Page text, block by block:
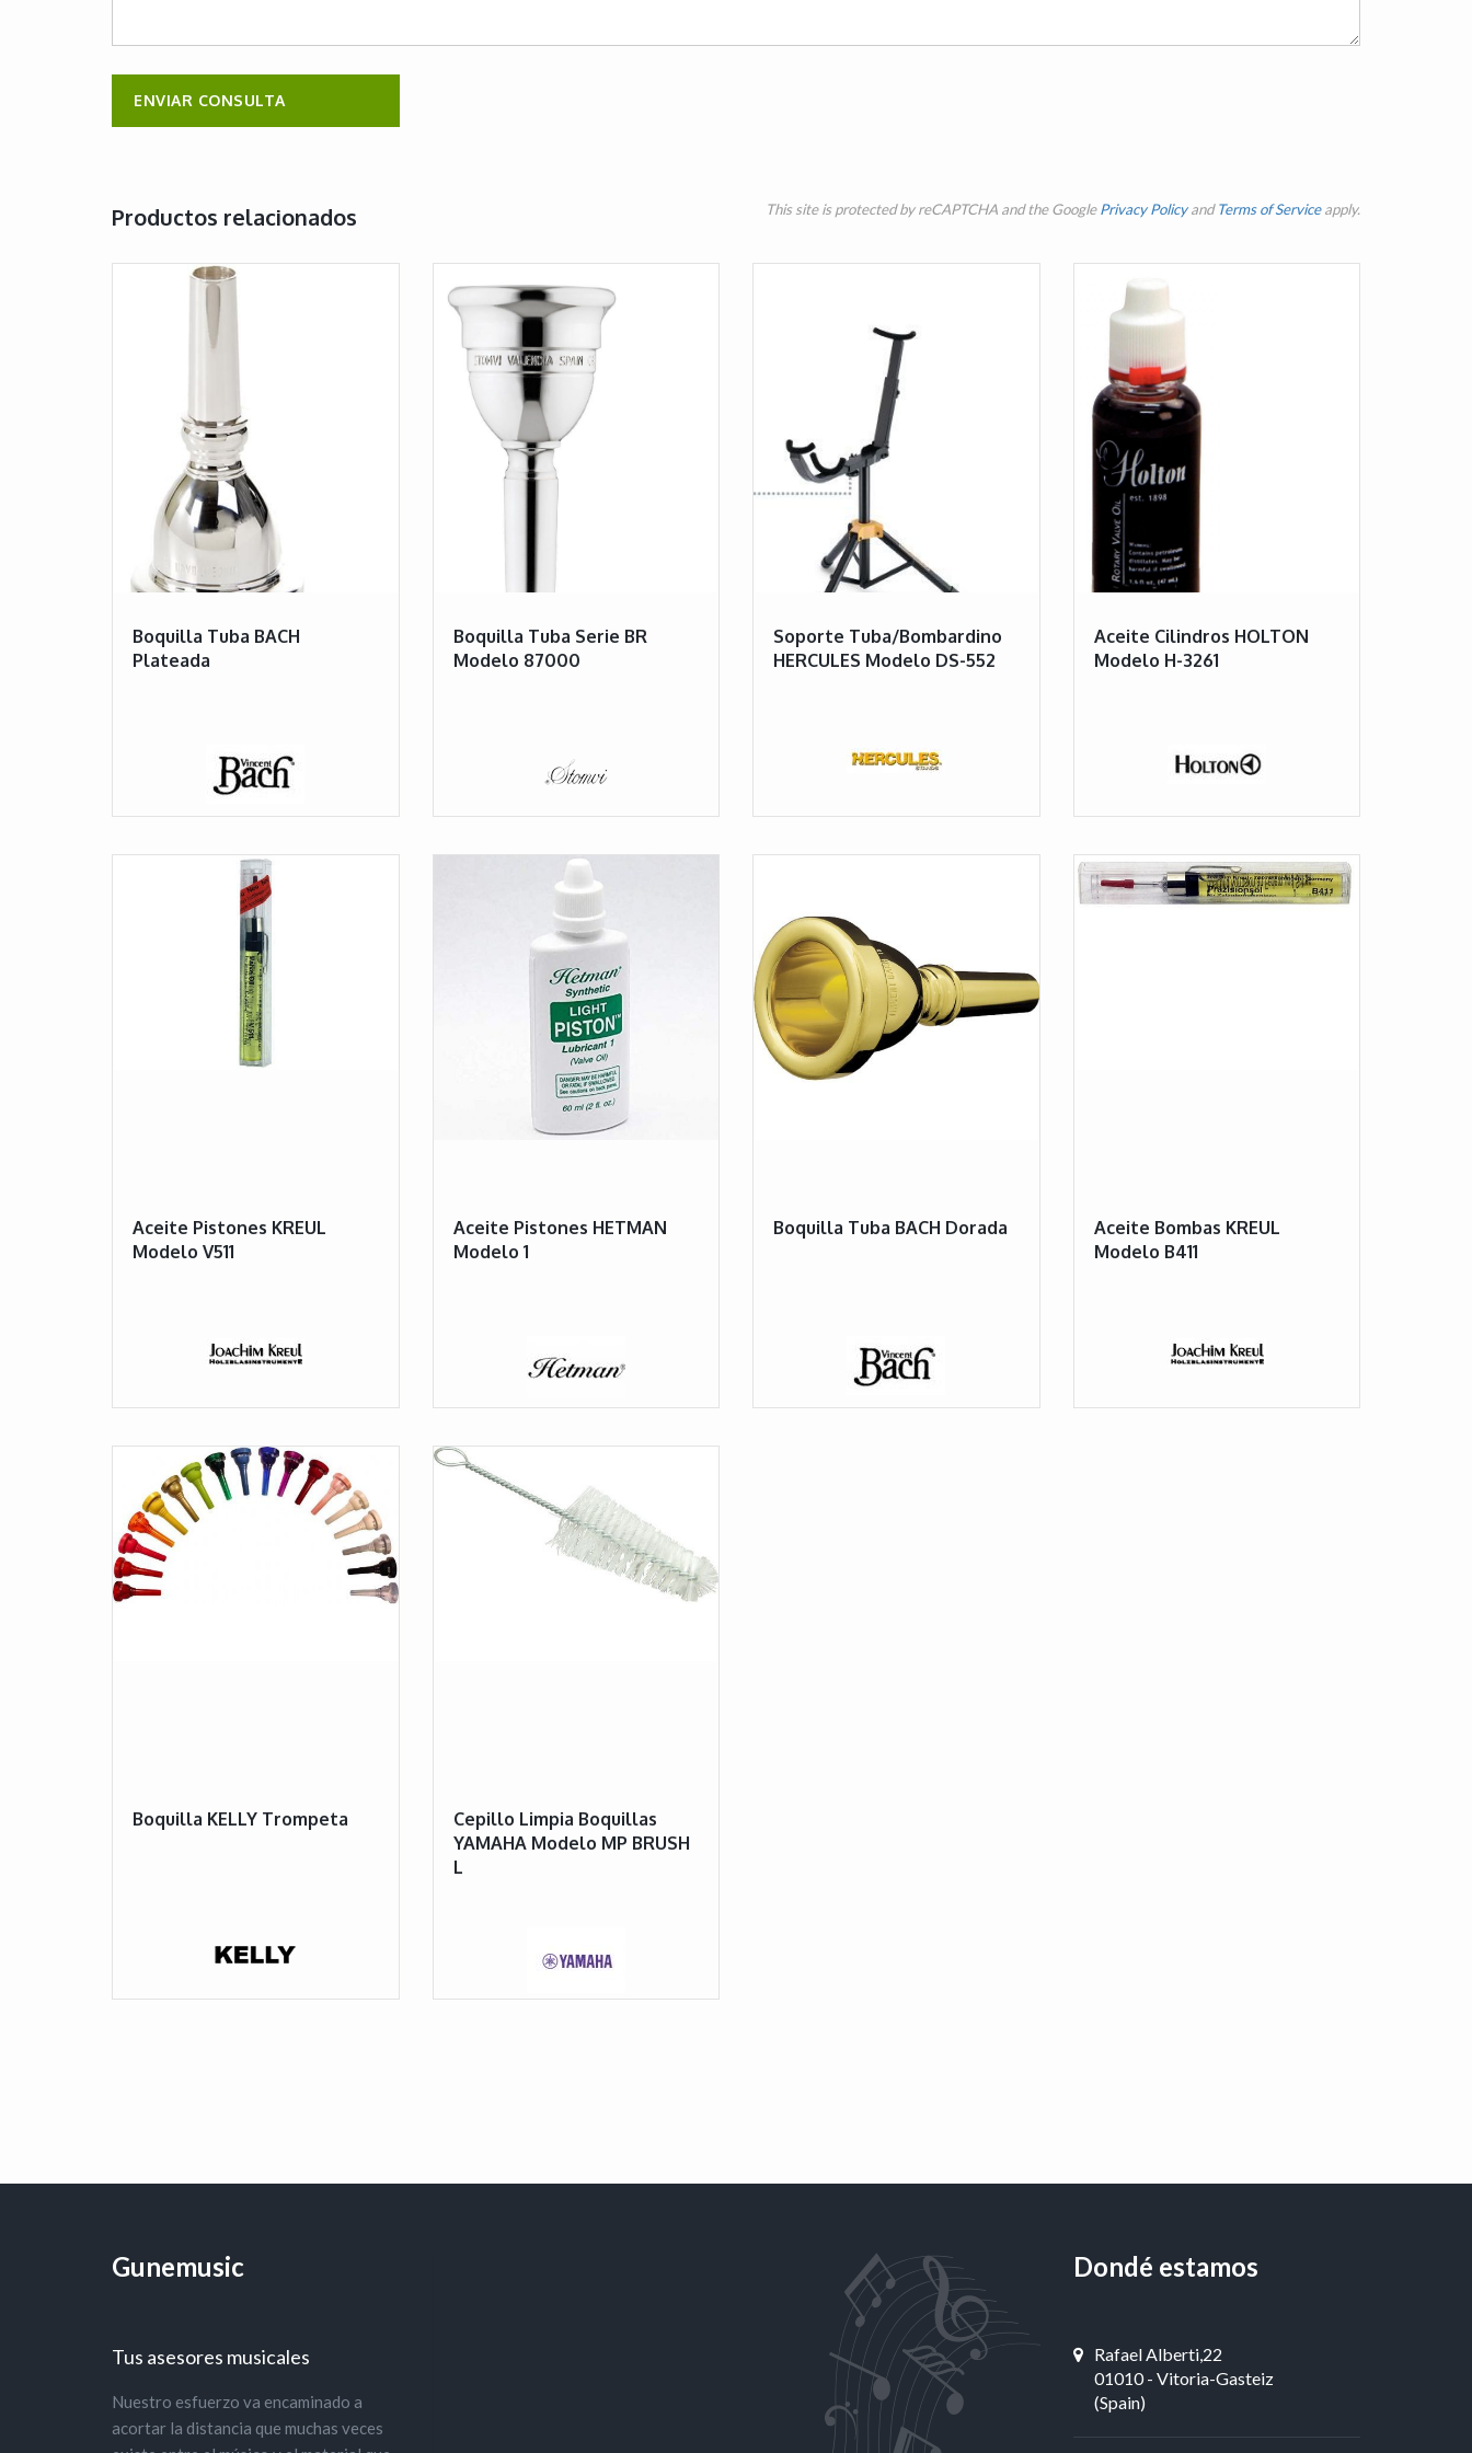
This site is protected by reCAPTCHA and the GooglePrivacy PolicyandTerms of Serviceapply.
Productos relacionados
Boquilla Tuba BACH
Plateada
Boquilla Tuba Serie BR
Modelo 87000
Soporte Tuba/bombardino
HERCULES Modelo DS-552
Aceite Cilindros HOLTON
Modelo H-3261
Aceite Pistones KREUL
Modelo V511
Aceite Pistones HETMAN
Modelo 1
Boquilla Tuba BACH Dorada
Aceite Bombas KREUL
Modelo B411
Boquilla KELLY Trompeta
Cepillo Limpia Boquillas
YAMAHA Modelo MP BRUSH
L
Gunemusic
Tus asesores musicales
Nuestro esfuerzo va encaminado a
acortar la distancia que muchas veces
Dondé estamos
Rafael Alberti,22
01010 - Vitoria-Gasteiz
(Spain)